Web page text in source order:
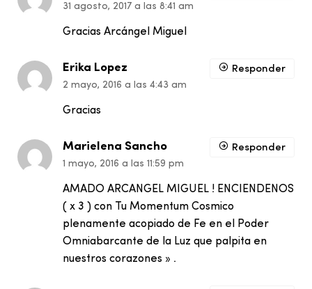
31 agosto, 2017 a las 8:41 am
Gracias Arcángel Miguel
Erika Lopez
2 mayo, 2016 a las 4:43 am
Gracias
Responder
Marielena Sancho
1 mayo, 2016 a las 11:59 pm
AMADO ARCANGEL MIGUEL ! ENCIENDENOS
( x 3 ) con Tu Momentum Cosmico
plenamente acopiado de Fe en el Poder
Omniabarcante de la Luz que palpita en
nuestros corazones » .
Responder